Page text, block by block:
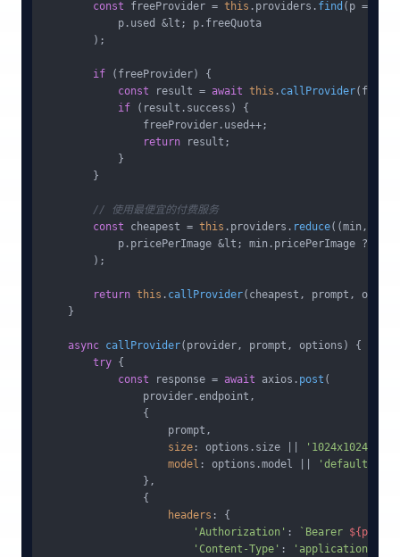
const freeProvider = this . providers . find (p =&gt;
            p.
used &lt; p. freeQuota
        );
if (freeProvider) {
const result = await this . callProvider
if (result. success ) {
                freeProvider.
used++;
return result;
            }
        }
// 使用最便宜的付费服务
const cheapest = this . providers . reduce((min, p)
            p.
pricePerImage &lt; min. pricePerImage ? p :
        );
return this . callProvider(cheapest, prompt,
    }
async callProvider( provider, prompt, options ) {
try {
const response = await axios. post (
                provider.
endpoint ,
                {
                    prompt,
size : options. size '1024x1024'
model : options.model
'default'
                },
                {
headers : {
'Authorization' : `Bearer
'Content-Type' :
'application/